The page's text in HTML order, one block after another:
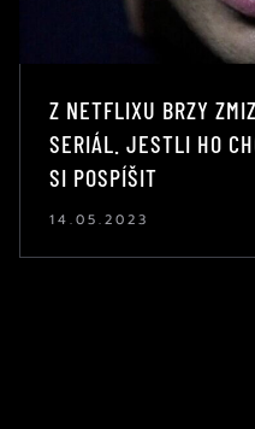
Z NETFLIXU BRZY
SERIÁL. JESTLI HO
SI POSPÍŠIT
14.05.2023